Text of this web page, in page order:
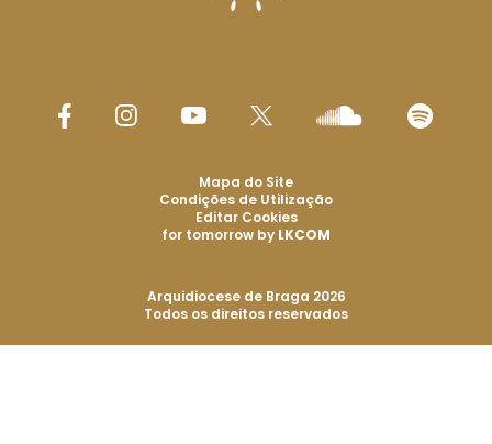
Arquidiocese de Braga 2026
Todos os direitos reservados
Mapa do Site
Condições de Utilização
Editar Cookies
for tomorrow by LKCOM